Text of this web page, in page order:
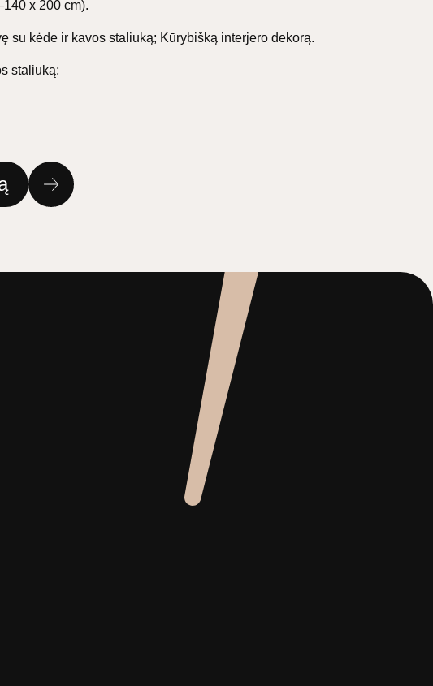
x 200 cm).
su kėde ir kavos staliuką; Kūrybišką interjero dekorą.
staliuką;